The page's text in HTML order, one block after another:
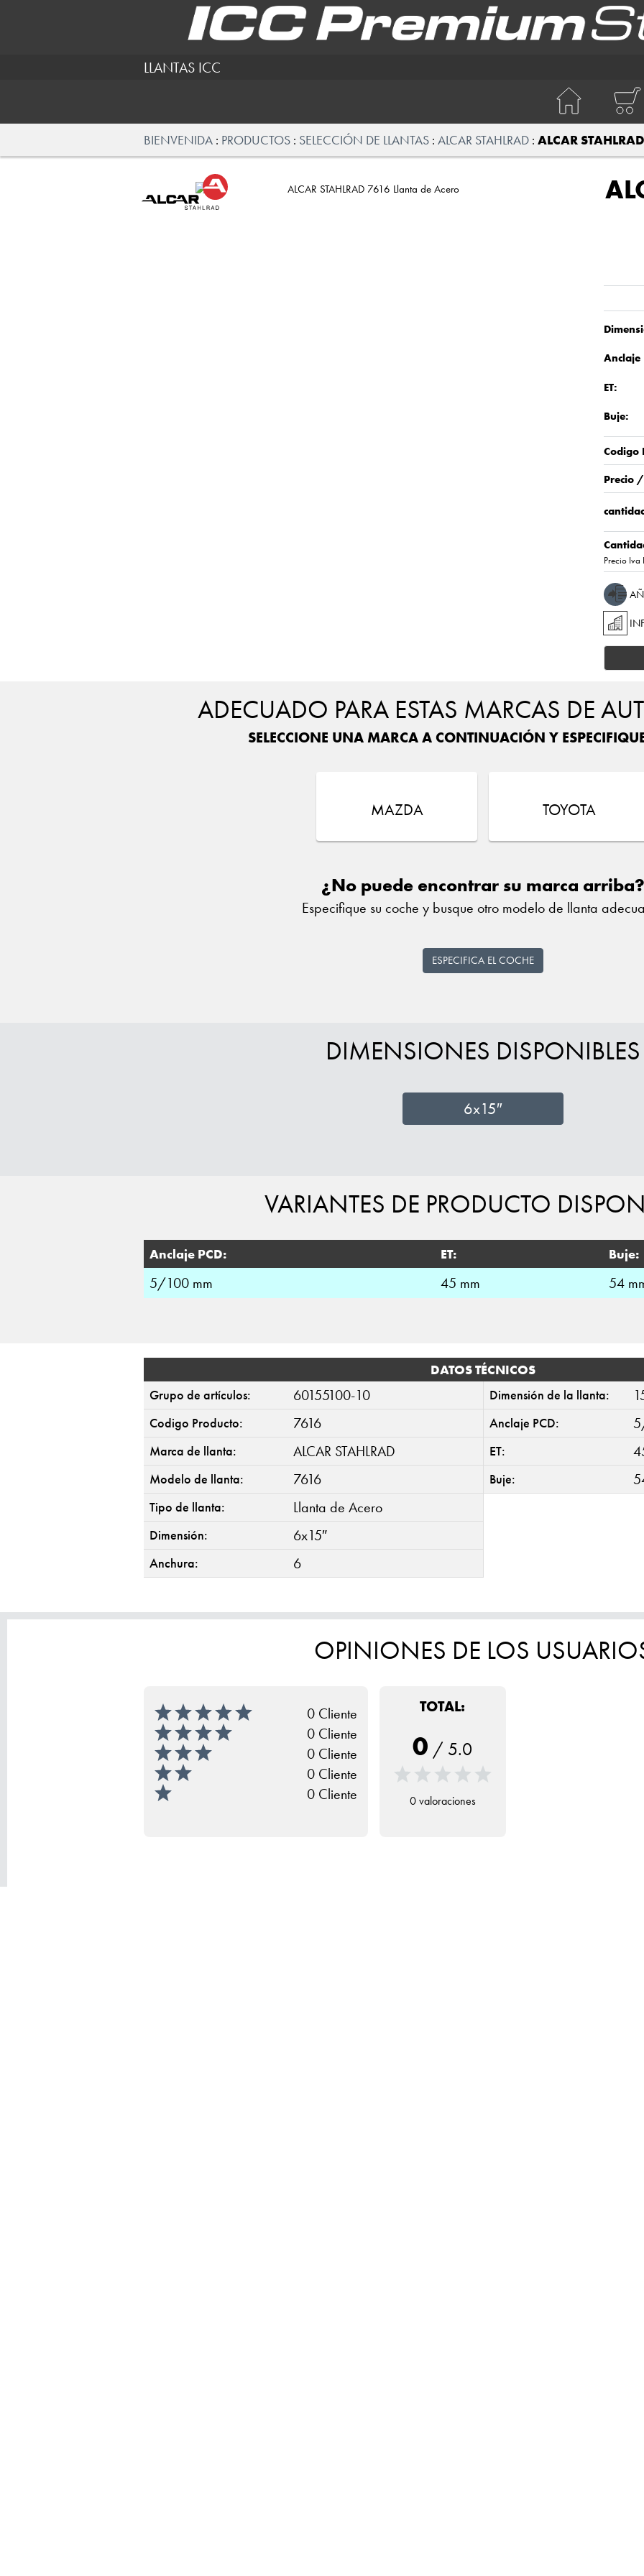
LLANTAS ICC
BIENVENIDA PRODUCTOS SELECCIÓN DE LLANTAS ALCAR STAHLRAD ALCAR
Anclaje
ET:
Buje:
Codigo
Precio
Precio Iva
ADECUADO PARA ESTAS MARCAS DE
SELECCIONE UNA MARCA A CONTINUACIÓN Y
MAZDA TOYOTA
¿No puede encontrar su marca arriba?
Especifique su coche y busque otro modelo de llanta
ESPECIFICA EL COCHE
DIMENSIONES DISPONIBLES
6x15″
VARIANTES DE PRODUCTO
Anclaje PCD: ET: Buje:
5/100 mm 45 mm 54
DATOS TÉCNICOS
Grupo de artículos:
60155100-10
Codigo Producto: 7616
Marca de llanta: ALCAR STAHLRAD
Modelo de llanta: 7616
Tipo de llanta: Llanta de Acero
Dimensión: 6x15″
Anchura: 6
Dimensión de la llanta:
Anclaje PCD:
ET:
Buje:
OPINIONES DE LOS
0 Cliente
0 Cliente
0 Cliente
0 Cliente
0 Cliente
TOTAL:
0 / 5.0
0 valoraciones